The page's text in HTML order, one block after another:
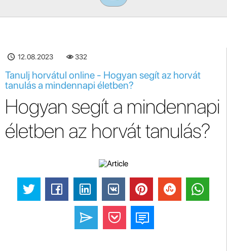
12.08.2023 332
Tanulj horvátul online - Hogyan segít az horvát
tanulás a mindennapi életben?
Hogyan segít a mindennapi
életben az horvát tanulás?